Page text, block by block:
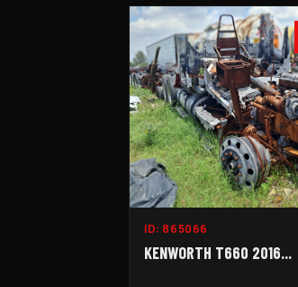
ID: 865066
KENWORTH T660 2016...